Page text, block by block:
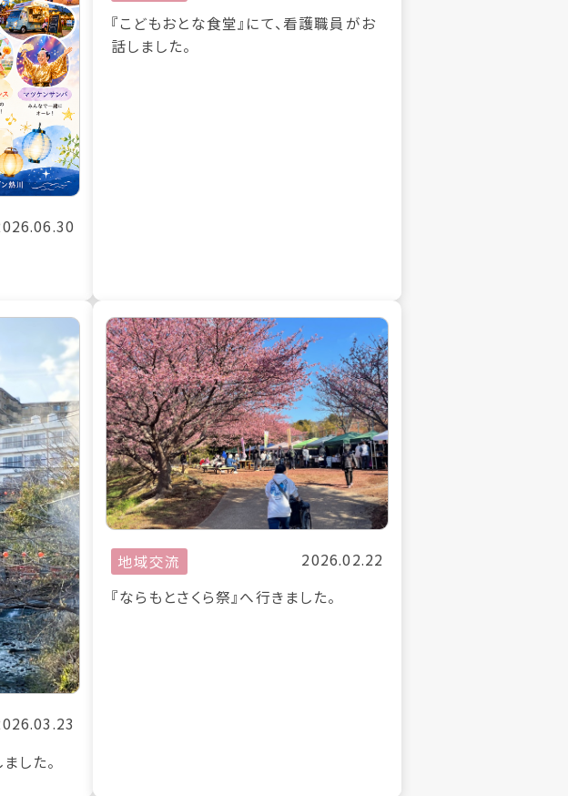
『こどもおとな食堂』にて、看護職員がお
話しました。
した。
地域交流
2026.02.22
『ならもとさくら祭』へ行きました。